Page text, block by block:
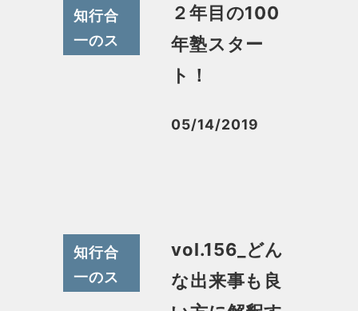
知行合
一のス
２年目の100
年塾スター
ト！
投稿日
05/14/2019
知行合
一のス
vol.156_どん
な出来事も良